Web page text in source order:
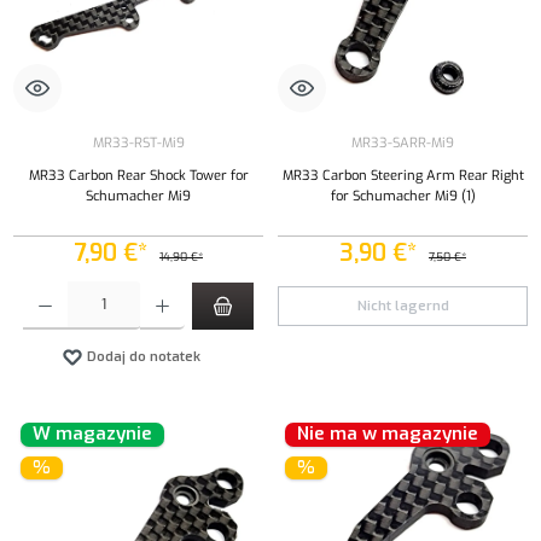
MR33-RST-Mi9
MR33 Carbon Rear Shock Tower for
Schumacher Mi9
7,90 €* 14,90 €*
Ilość produktu: Wprowadź żądaną ilość lub użyj przycisków, aby zwiększyć lub zmniejszyć
Dodaj do notatek
MR33-SARR-Mi9
MR33 Carbon Steering Arm Rear Right
for Schumacher Mi9 (1)
3,90 €* 7,50 €*
Nicht lagernd
W magazynie
%
Nie ma w magazynie
%